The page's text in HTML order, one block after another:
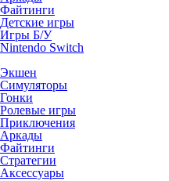
Файтинги
Детские игры
Игры Б/У
Nintendo Switch
Экшен
Симуляторы
Гонки
Ролевые игры
Приключения
Аркады
Файтинги
Стратегии
Аксессуары